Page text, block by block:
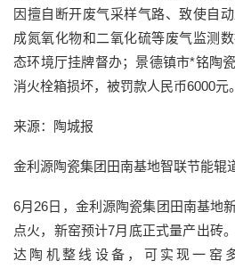
因擅自断开废气采样气路、致使自
成氮氧化物和二氧化硫等废气监测
态环境厅挂牌督办；景德镇市*铭陶
消火栓箱损坏，被罚款人民币6000元。
来源：陶城报
金利源陶瓷集团田南基地智联节能辊
6月26日，金利源陶瓷集团田南基地
点火，新窑预计7月底正式量产出砖
达陶机整线设备，可实现一窑